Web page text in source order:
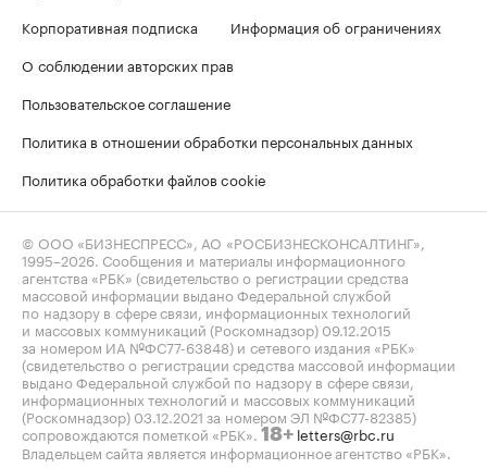
Корпоративная подписка
Информация об ограничениях
О соблюдении авторских прав
Пользовательское соглашение
Политика в отношении обработки персональных данных
Политика обработки файлов cookie
© ООО «БИЗНЕСПРЕСС», АО «РОСБИЗНЕСКОНСАЛТИНГ»,
1995–2026 . Сообщения и материалы информационного
агентства «РБК» (свидетельство о регистрации средства
массовой информации выдано Федеральной службой
по надзору в сфере связи, информационных технологий
и массовых коммуникаций (Роскомнадзор) 09.12.2015
за номером ИА №ФС77-63848) и сетевого издания «РБК»
(свидетельство о регистрации средства массовой информации
выдано Федеральной службой по надзору в сфере связи,
информационных технологий и массовых коммуникаций
(Роскомнадзор) 03.12.2021 за номером ЭЛ №ФС77-82385)
сопровождаются пометкой «РБК». 18+ letters@rbc.ru
Владельцем сайта является информационное агентство «РБК».